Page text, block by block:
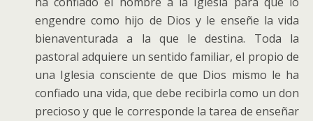
engendre como hijo de Dios y le enseñe la vida
bienaventurada a la que le destina. Toda la
pastoral adquiere un sentido familiar, el propio de
una Iglesia consciente de que Dios mismo le ha
confiado una vida, que debe recibirla como un don
precioso y que le corresponde la tarea de enseñar